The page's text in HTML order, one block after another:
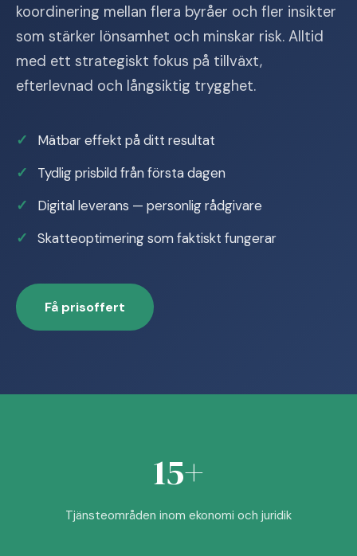
koordinering mellan flera byråer och fler insikter
som stärker lönsamhet och minskar risk. Alltid
med ett strategiskt fokus på tillväxt,
efterlevnad och långsiktig trygghet.
Mätbar effekt på ditt resultat
Tydlig prisbild från första dagen
Digital leverans — personlig rådgivare
Skatteoptimering som faktiskt fungerar
Få prisoffert
15+
Tjänsteområden inom ekonomi och juridik